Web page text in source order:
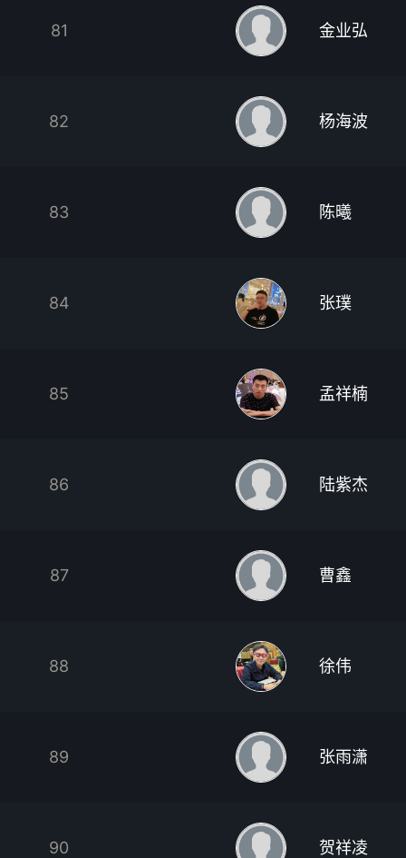
81 金业弘
82 杨海波
83 陈曦
84 张璞
85 孟祥楠
86 陆紫杰
87 曹鑫
88 徐伟
89 张雨潇
90 贺祥凌